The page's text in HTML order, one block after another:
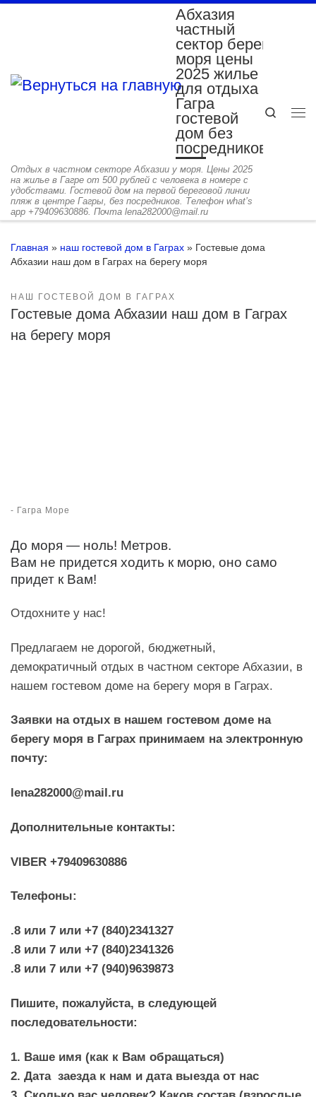
Абхазия
частный
сектор берег
моря цены
2025 жилье
для отдыха
Гагра
гостевой
дом без
посредников
Отдых в частном секторе Абхазии у моря. Цены 2025
на жилье в Гагре от 500 рублей с человека в номере с
удобствами. Гостевой дом на первой береговой линии
пляж в центре Гагры, без посредников. Телефон what’s
app +79409630886. Почта lena282000@mail.ru
Search
Главная » наш гостевой дом в Гаграх » Гостевые дома
Абхазии наш дом в Гаграх на берегу моря
НАШ ГОСТЕВОЙ ДОМ В ГАГРАХ
Гостевые дома Абхазии наш дом в Гаграх
на берегу моря
- Гагра Море
До моря — ноль! Метров.
Вам не придется ходить к морю, оно само
придет к Вам!
Отдохните у нас!
Предлагаем не дорогой, бюджетный,
демократичный отдых в частном секторе Абхазии, в
нашем гостевом доме на берегу моря в Гаграх.
Заявки на отдых в нашем гостевом доме на
берегу моря в Гаграх принимаем на электронную
почту:
lena282000@mail.ru
Дополнительные контакты:
VIBER +79409630886
Телефоны:
.8 или 7 или +7 (840)2341327
.8 или 7 или +7 (840)2341326
.8 или 7 или +7 (940)9639873
Пишите, пожалуйста, в следующей
последовательности:
1. Ваше имя (как к Вам обращаться)
2. Дата заезда к нам и дата выезда от нас